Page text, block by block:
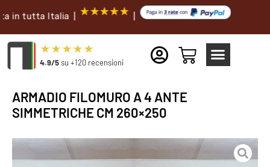
Italia | |
4.9/5su +120 recensioni
ARMADIO FILOMURO A 4 ANTE
SIMMETRICHE CM 260×250